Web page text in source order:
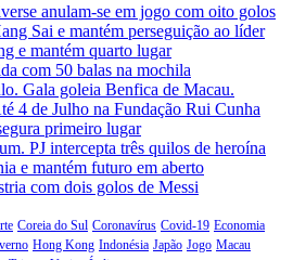
anulam-se em jogo com oito golos
Sai e mantém perseguição ao líder
e mantém quarto lugar
com 50 balas na mochila
Gala goleia Benfica de Macau.
4 de Julho na Fundação Rui Cunha
primeiro lugar
PJ intercepta três quilos de heroína
e mantém futuro em aberto
com dois golos de Messi
Coreia do Sul Coronavírus Covid-19 Economia
Hong Kong Indonésia Japão Jogo Macau